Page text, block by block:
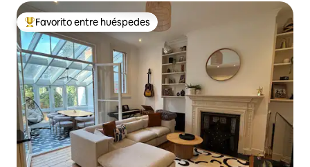
De los mejores en Favorito entre huéspedes
Favorito entre huéspedes